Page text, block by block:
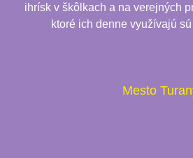
ihrísk v škôlkach a na verejných
ktoré ich denne využívajú
Mesto